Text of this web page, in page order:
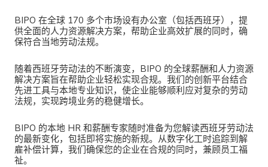
BIPO 在全球 170 多个市场设有办公室（包括西班牙），提
供全面的人力资源解决方案，帮助企业高效扩展的同时，确
保符合当地劳动法规。
随着西班牙劳动法的不断演变，BIPO 的全球薪酬和人力资源
解决方案旨在帮助企业轻松实现合规。我们的创新平台结合
先进工具与本地专业知识，使企业能够顺利应对复杂的劳动
法规，实现跨境业务的稳健增长。
BIPO 的本地 HR 和薪酬专家随时准备为您解读西班牙劳动法
的最新变化，包括即将实施的新规。从数字化工时追踪到解
雇补偿计算，我们确保您的企业在合规的同时，兼顾员工福
祉。